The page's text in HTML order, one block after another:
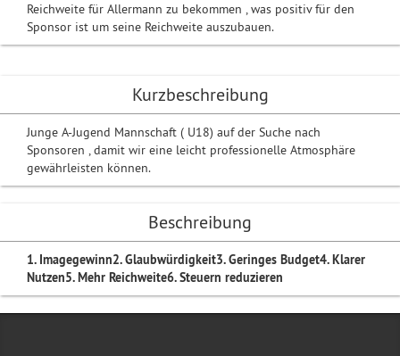
Kurzbeschreibung
Junge A-Jugend Mannschaft ( U18) auf der Suche nach
Sponsoren , damit wir eine leicht professionelle Atmosphäre
gewährleisten können.
Beschreibung
1. Imagegewinn2. Glaubwürdigkeit3. Geringes Budget4. Klarer
Nutzen5. Mehr Reichweite6. Steuern reduzieren
Reichweite für Allermann zu bekommen , was positiv für den
Sponsor ist um seine Reichweite auszubauen.